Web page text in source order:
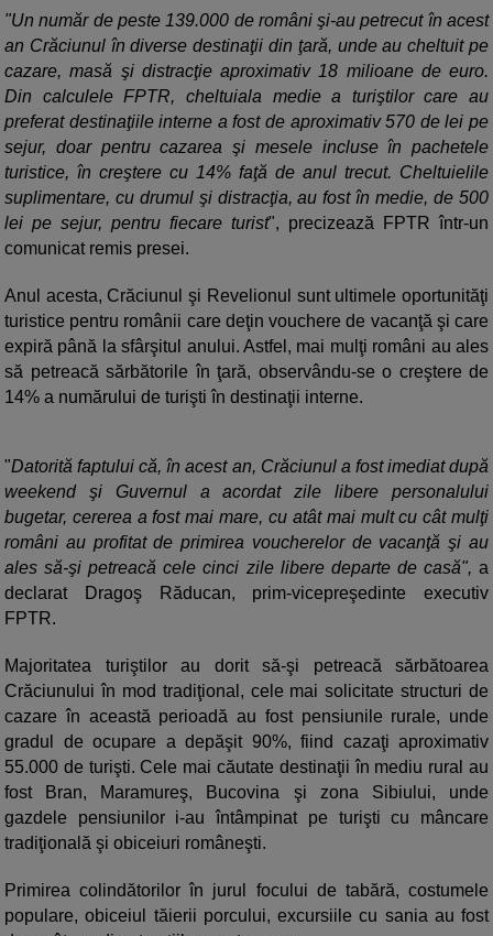
"Un număr de peste 139.000 de români şi-au petrecut în acest
an Crăciunul în diverse destinaţii din ţară, unde au cheltuit pe
cazare, masă şi distracţie aproximativ 18 milioane de euro.
Din calculele FPTR, cheltuiala medie a turiştilor care au
preferat destinaţiile interne a fost de aproximativ 570 de lei pe
sejur, doar pentru cazarea şi mesele incluse în pachetele
turistice, în creştere cu 14% faţă de anul trecut. Cheltuielile
suplimentare, cu drumul şi distracţia, au fost în medie, de 500
lei pe sejur, pentru fiecare turist", precizează FPTR într-un
comunicat remis presei.
Anul acesta, Crăciunul şi Revelionul sunt ultimele oportunităţi
turistice pentru românii care deţin vouchere de vacanţă şi care
expiră până la sfârşitul anului. Astfel, mai mulţi români au ales
să petreacă sărbătorile în ţară, observându-se o creştere de
14% a numărului de turişti în destinaţii interne.
"Datorită faptului că, în acest an, Crăciunul a fost imediat după
weekend şi Guvernul a acordat zile libere personalului
bugetar, cererea a fost mai mare, cu atât mai mult cu cât mulţi
români au profitat de primirea voucherelor de vacanţă şi au
ales să-şi petreacă cele cinci zile libere departe de casă", a
declarat Dragoş Răducan, prim-vicepreşedinte executiv
FPTR.
Majoritatea turiştilor au dorit să-şi petreacă sărbătoarea
Crăciunului în mod tradiţional, cele mai solicitate structuri de
cazare în această perioadă au fost pensiunile rurale, unde
gradul de ocupare a depăşit 90%, fiind cazaţi aproximativ
55.000 de turişti. Cele mai căutate destinaţii în mediu rural au
fost Bran, Maramureş, Bucovina şi zona Sibiului, unde
gazdele pensiunilor i-au întâmpinat pe turişti cu mâncare
tradiţională şi obiceiuri româneşti.
Primirea colindătorilor în jurul focului de tabără, costumele
populare, obiceiul tăierii porcului, excursiile cu sania au fost